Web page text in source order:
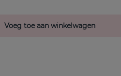
Voeg toe aan winkelwagen